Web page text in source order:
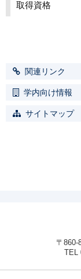
取得資格
関連リンク
学内向け情報
サイトマップ
〒860-